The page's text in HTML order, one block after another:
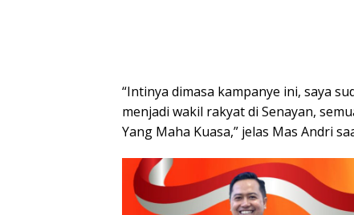
“Intinya dimasa kampanye ini, saya
menjadi wakil rakyat di Senayan,
Yang Maha Kuasa,” jelas Mas Andri